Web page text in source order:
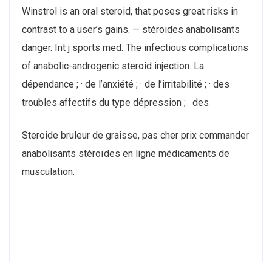
Winstrol is an oral steroid, that poses great risks in
contrast to a user’s gains. — stéroides anabolisants
danger. Int j sports med. The infectious complications
of anabolic-androgenic steroid injection. La
dépendance ; · de l’anxiété ; · de l’irritabilité ; · des
troubles affectifs du type dépression ; · des
Steroide bruleur de graisse, pas cher prix commander
anabolisants stéroïdes en ligne médicaments de
musculation.